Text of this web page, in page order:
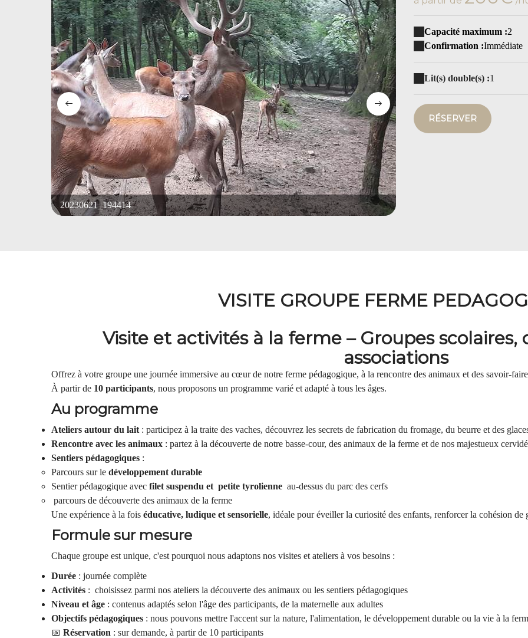
20230621_194414
Capacité maximum :2
Confirmation :Immédiate
Lit(s) double(s) :1
RÉSERVER
VISITE GROUPE FERME
Visite et activités à la ferme – Groupes scolaires,
associations
Offrez à votre groupe une journée immersive au cœur de notre ferme pédagogique, à la rencontre des animaux et des savoir-
À partir de 10 participants, nous proposons un programme varié et adapté à tous les âges.
Au programme
Ateliers autour du lait : participez à la traite des vaches, découvrez les secrets de fabrication du fromage, du beurre et des
Rencontre avec les animaux : partez à la découverte de notre basse-cour, des animaux de la ferme et de nos majestueux
Sentiers pédagogiques :
Parcours sur le développement durable
Sentier pédagogique avec filet suspendu et petite tyrolienne au-dessus du parc des cerfs
parcours de découverte des animaux de la ferme
Une expérience à la fois éducative, ludique et sensorielle, idéale pour éveiller la curiosité des enfants, renforcer la cohésion
Formule sur mesure
Chaque groupe est unique, c'est pourquoi nous adaptons nos visites et ateliers à vos besoins :
Durée : journée complète
Activités : choisissez parmi nos ateliers la découverte des animaux ou les sentiers pédagogiques
Niveau et âge : contenus adaptés selon l'âge des participants, de la maternelle aux adultes
Objectifs pédagogiques : nous pouvons mettre l'accent sur la nature, l'alimentation, le développement durable ou la vie à la
📅 Réservation : sur demande, à partir de 10 participants